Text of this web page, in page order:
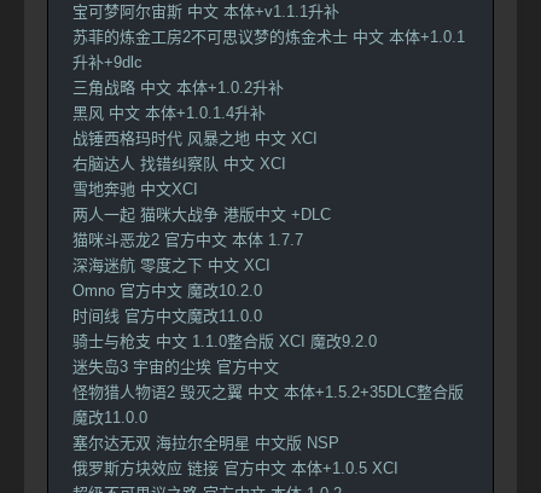
宝可梦阿尔宙斯 中文 本体+v1.1.1升补
苏菲的炼金工房2不可思议梦的炼金术士 中文 本体+1.0.1
升补+9dlc
三角战略 中文 本体+1.0.2升补
黑风 中文 本体+1.0.1.4升补
战锤西格玛时代 风暴之地 中文 XCI
右脑达人 找错纠察队 中文 XCI
雪地奔驰 中文XCI
两人一起 猫咪大战争 港版中文 +DLC
猫咪斗恶龙2 官方中文 本体 1.7.7
深海迷航 零度之下 中文 XCI
Omno 官方中文 魔改10.2.0
时间线 官方中文魔改11.0.0
骑士与枪支 中文 1.1.0整合版 XCI 魔改9.2.0
迷失岛3 宇宙的尘埃 官方中文
怪物猎人物语2 毁灭之翼 中文 本体+1.5.2+35DLC整合版
魔改11.0.0
塞尔达无双 海拉尔全明星 中文版 NSP
俄罗斯方块效应 链接 官方中文 本体+1.0.5 XCI